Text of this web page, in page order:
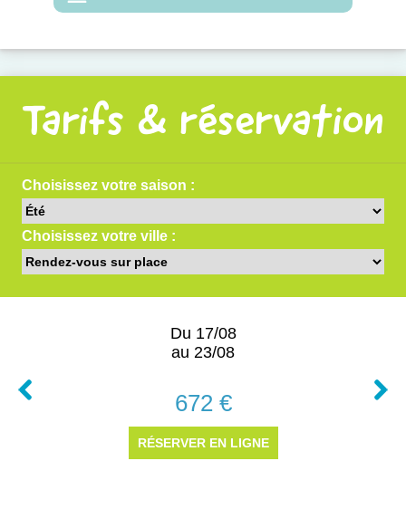
Tarifs & réservation